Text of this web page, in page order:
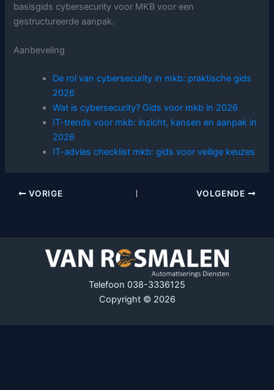
basisgids cybersecurity voor MKB voor een
gestructureerde aanpak.
Aanbeveling
De rol van cybersecurity in mkb: praktische gids
2026
Wat is cybersecurity? Gids voor mkb in 2026
IT-trends voor mkb: inzicht, kansen en aanpak in
2026
IT-advies checklist mkb: gids voor veilige keuzes
VORIGE VOLGENDE
Telefoon 038-3336125
Copyright © 2026